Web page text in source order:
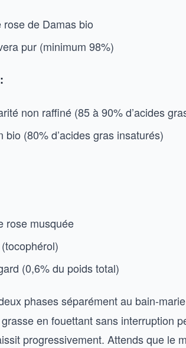
rose de Damas bio
pur (minimum 98%)
non raffiné (85 à 90% d’acides
bio (80% d’acides gras insaturés)
rose musquée
(0,6% du poids total)
phases séparément au bain-
en fouettant sans interruption
progressivement. Attends que le